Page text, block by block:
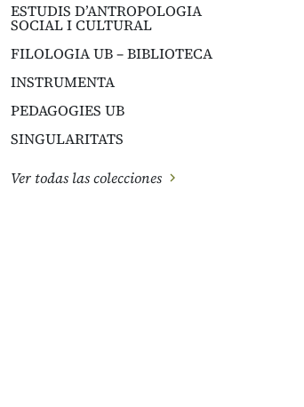
ESTUDIS D’ANTROPOLOGIA
SOCIAL I CULTURAL
FILOLOGIA UB – BIBLIOTECA
INSTRUMENTA
PEDAGOGIES UB
SINGULARITATS
Ver todas las colecciones